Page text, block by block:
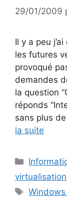
29/01/2009
Il y a peu
les futures
provoqué
demandes
la question
réponds
sans plus
la suite
virtualisation
Windows